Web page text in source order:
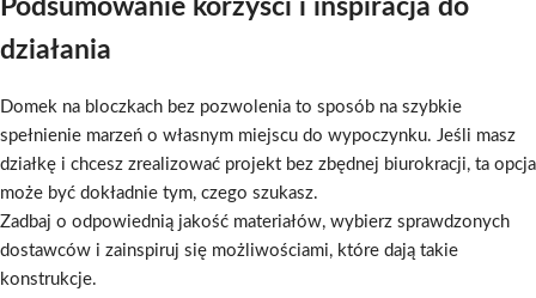
Podsumowanie korzyści i inspiracja do
działania
Domek na bloczkach bez pozwolenia to sposób na szybkie
spełnienie marzeń o własnym miejscu do wypoczynku. Jeśli masz
działkę i chcesz zrealizować projekt bez zbędnej biurokracji, ta opcja
może być dokładnie tym, czego szukasz.
Zadbaj o odpowiednią jakość materiałów, wybierz sprawdzonych
dostawców i zainspiruj się możliwościami, które dają takie
konstrukcje.